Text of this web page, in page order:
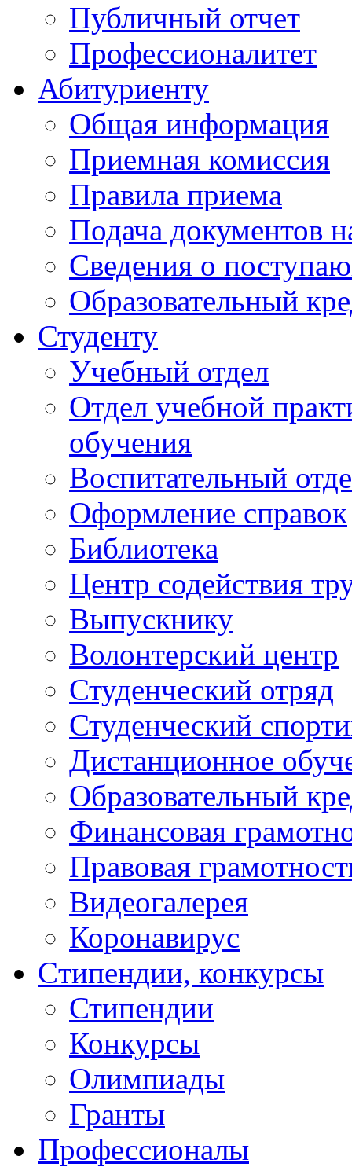
Публичный отчет
Профессионалитет
Абитуриенту
Общая информация
Приемная комиссия
Правила приема
Подача документов
Сведения о
Образовательный
Студенту
Учебный отдел
Отдел учебной
обучения
Воспитательный
Оформление справок
Библиотека
Центр содействия
Выпускнику
Волонтерский центр
Студенческий отряд
Студенческий
Дистанционное
Образовательный
Финансовая
Правовая
Видеогалерея
Коронавирус
Cтипендии, конкурсы
Стипендии
Конкурсы
Олимпиады
Гранты
Профессионалы